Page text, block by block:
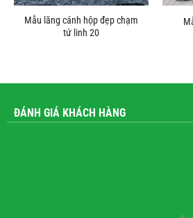
Mẫu lăng cánh hộp đẹp chạm
tứ linh 20
ĐÁNH GIÁ KHÁCH HÀNG